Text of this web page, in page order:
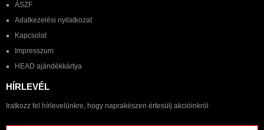
ÁSZF
Adatkezelési nyilatkozat
Kapcsolat
Impresszum
HEAD ajándékkártya
HÍRLEVÉL
Iratkozz fel hírlevelünkre, hogy naprakészen értesülj akcióinkról